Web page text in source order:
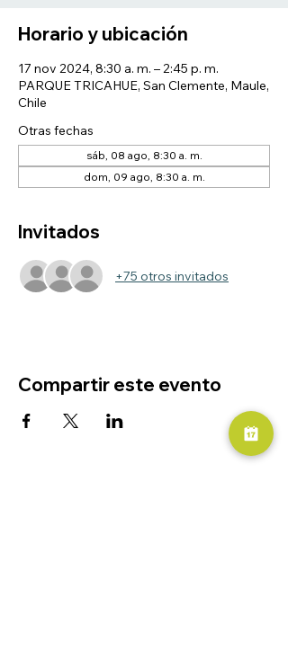
Horario y ubicación
17 nov 2024, 8:30 a. m. – 2:45 p. m.
PARQUE TRICAHUE, San Clemente, Maule,
Chile
Otras fechas
sáb, 08 ago, 8:30 a. m.
dom, 09 ago, 8:30 a. m.
Invitados
+75 otros invitados
Compartir este evento